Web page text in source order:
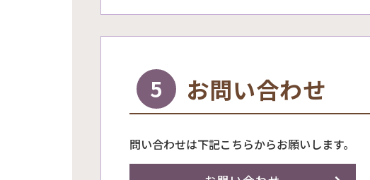
5 お問い合わせ
問い合わせは下記こちらからお願いします。